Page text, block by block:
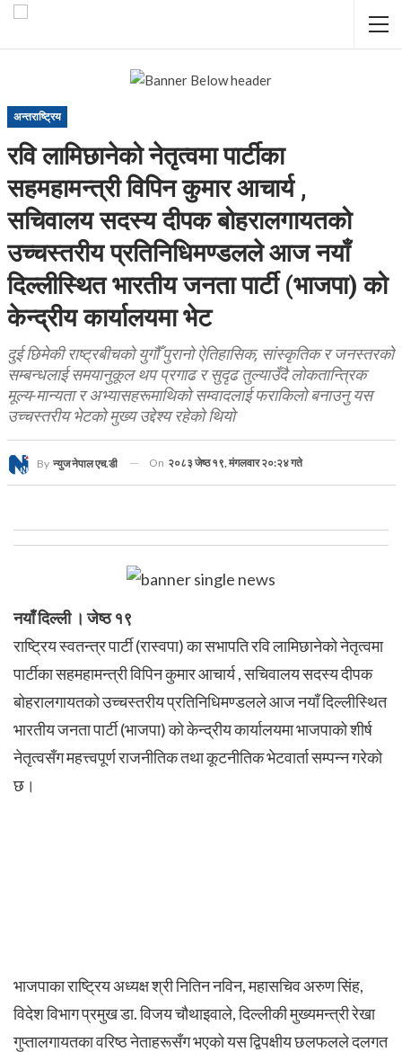
अन्तराष्ट्रिय
रवि लामिछानेको नेतृत्वमा पार्टीका
सहमहामन्त्री विपिन कुमार आचार्य ,
सचिवालय सदस्य दीपक बोहरालगायतको
उच्चस्तरीय प्रतिनिधिमण्डलले आज नयाँ
दिल्लीस्थित भारतीय जनता पार्टी (भाजपा) को
केन्द्रीय कार्यालयमा भेट
दुई छिमेकी राष्ट्रबीचको युगौँ पुरानो ऐतिहासिक, सांस्कृतिक र जनस्तरको
सम्बन्धलाई समयानुकूल थप प्रगाढ र सुदृढ तुल्याउँदै लोकतान्त्रिक
मूल्य-मान्यता र अभ्यासहरूमाथिको सम्वादलाई फराकिलो बनाउनु यस
उच्चस्तरीय भेटको मुख्य उद्देश्य रहेको थियो
By न्युज नेपाल एच.डी On २०८३ जेष्ठ १९, मंगलवार २०:२४ गते
नयाँ दिल्ली । जेष्ठ १९
राष्ट्रिय स्वतन्त्र पार्टी (रास्वपा) का सभापति रवि लामिछानेको नेतृत्वमा
पार्टीका सहमहामन्त्री विपिन कुमार आचार्य , सचिवालय सदस्य दीपक
बोहरालगायतको उच्चस्तरीय प्रतिनिधिमण्डलले आज नयाँ दिल्लीस्थित
भारतीय जनता पार्टी (भाजपा) को केन्द्रीय कार्यालयमा भाजपाको शीर्ष
नेतृत्वसँग महत्त्वपूर्ण राजनीतिक तथा कूटनीतिक भेटवार्ता सम्पन्न गरेको
छ।
भाजपाका राष्ट्रिय अध्यक्ष श्री नितिन नविन, महासचिव अरुण सिंह,
विदेश विभाग प्रमुख डा. विजय चौथाइवाले, दिल्लीकी मुख्यमन्त्री रेखा
गुप्तालगायतका वरिष्ठ नेताहरूसँग भएको यस द्विपक्षीय छलफलले दलगत